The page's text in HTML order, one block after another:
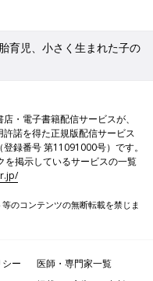
育児、小さく生まれた子の
・電子書籍配信サービスが、
諾を得た正規版配信サービス
録番号 第11091000号）です。
を掲示しているサービスの一覧
のコンテンツの無断転載を禁じま
ー
医師・専門家一覧